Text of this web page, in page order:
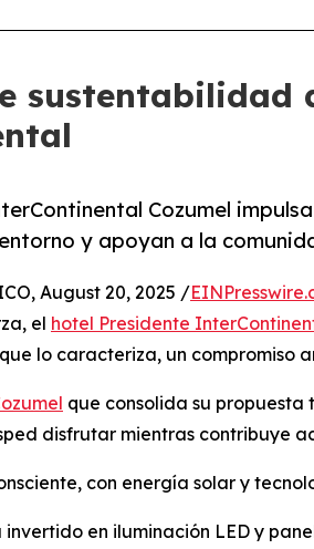
sustentabilidad
Cozumel
y apoyan a la
August 20, 2025 /
el hotel Presidente
lo caracteriza, un compromiso
que consolida su
disfrutar mientras contribuye
con energía solar y
invertido en iluminación LED y